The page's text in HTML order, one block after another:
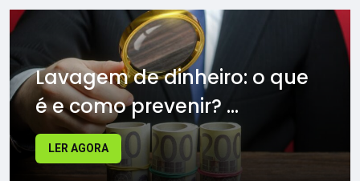
Lavagem de dinheiro: o que
é e como prevenir? ...
LER AGORA